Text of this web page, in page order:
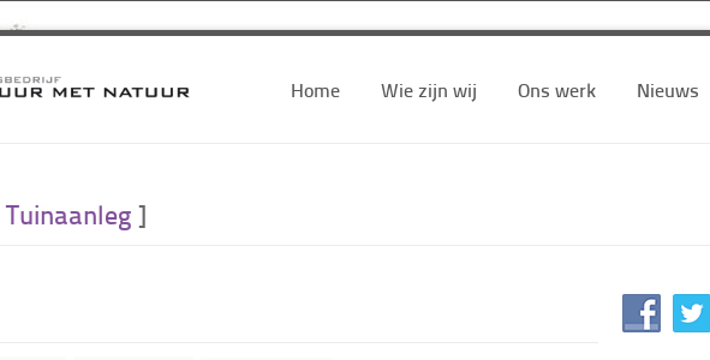
Home Wie zijn wij Ons werk Nieuws
Tuinaanleg]